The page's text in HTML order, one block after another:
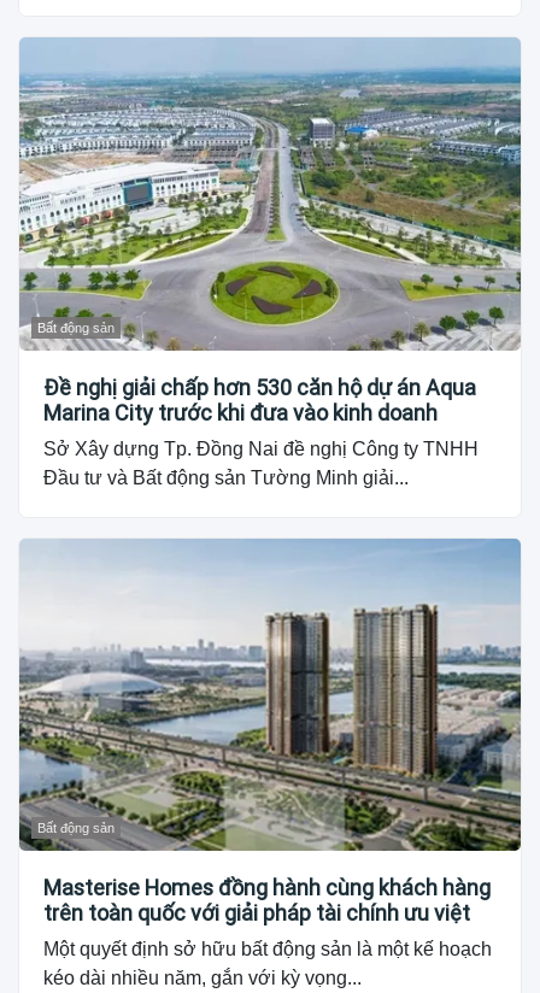
Bất động sản
Đề nghị giải chấp hơn 530 căn hộ dự án Aqua
Marina City trước khi đưa vào kinh doanh
Sở Xây dựng Tp. Đồng Nai đề nghị Công ty TNHH
Đầu tư và Bất động sản Tường Minh giải...
Bất động sản
Masterise Homes đồng hành cùng khách hàng
trên toàn quốc với giải pháp tài chính ưu việt
Một quyết định sở hữu bất động sản là một kế hoạch
kéo dài nhiều năm, gắn với kỳ vọng...